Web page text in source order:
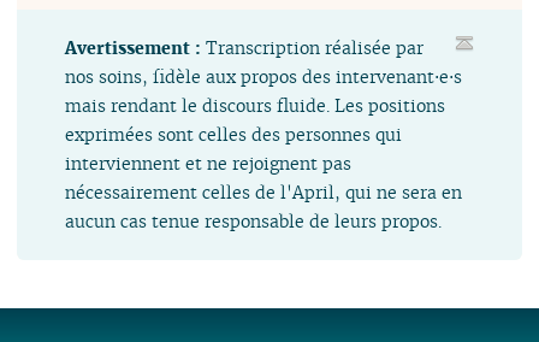
Avertissement :Transcription réalisée par
nos soins, fidèle aux propos des intervenant⋅e⋅s
mais rendant le discours fluide. Les positions
exprimées sont celles des personnes qui
interviennent et ne rejoignent pas
nécessairement celles de l'April, qui ne sera en
aucun cas tenue responsable de leurs propos.